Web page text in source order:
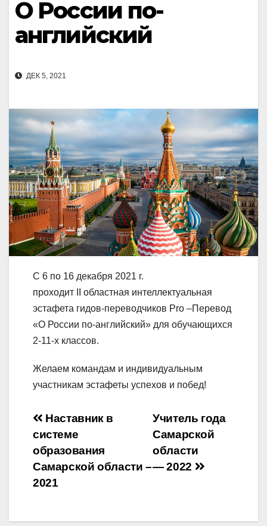
О России по-
английский
ДЕК 5, 2021
С 6 по 16 декабря 2021 г.
проходит II областная интеллектуальная
эстафета гидов-переводчиков Pro –Перевод
«О России по-английский» для обучающихся
2-11-х классов.
Желаем командам и индивидуальным
участникам эстафеты успехов и побед!
Навигация
по
записям
Учитель года
Самарской
области
— 2022
Наставник в
системе
образования
Самарской области –
2021